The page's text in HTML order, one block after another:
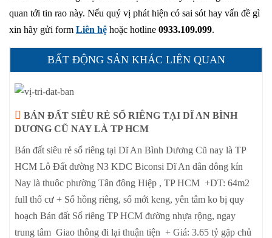
quan tới tin rao này. Nếu quý vị phát hiện có sai sót hay vấn đề gì
xin hãy gửi form Liên hệ hoặc hotline 0933.109.099.
BẤT ĐỘNG SẢN KHÁC LIÊN QUAN
BÁN ĐẤT SIÊU RẺ SỔ RIÊNG TẠI DĨ AN BÌNH
DƯƠNG CŨ NAY LÀ TP HCM
Bán đất siêu rẻ sổ riêng tại Dĩ An Bình Dương Cũ nay là TP
HCM Lô Đất đường N3 KDC Biconsi Dĩ An dân đông kín
Nay là thuôc phường Tân đông Hiệp , TP HCM +DT: 64m2
full thổ cư + Sổ hồng riêng, sổ mới keng, yên tâm ko bị quy
hoạch Bán đất Sổ riêng TP HCM đường nhựa rộng, ngay
trung tâm Giao thông đi lại thuận tiện + Giá: 3.65 tỷ gặp chủ